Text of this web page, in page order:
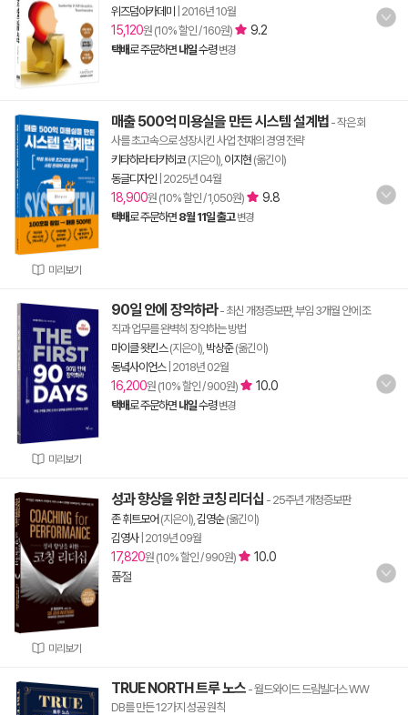
위즈덤아카데미
2016년 10월
15,120원 (10% 할인 / 160원) 9.2
택배로 주문하면 내일수령 변경
미리보기
매출 500억 미용실을 만든 시스템 설계법 - 작은 회
사를 초고속으로 성장시킨 사업 천재의 경영 전략
키타하라 타카히코(지은이), 이지현 (옮긴이)
동글디자인 2025년 04월
18,900원 (10% 할인 / 1,050원) 9.8
택배로 주문하면 8월 11일 출고 변경
미리보기
90일 안에 장악하라- 최신 개정증보판, 부임 3개월 안에 조
직과 업무를 완벽히 장악하는 방법
마이클 왓킨스(지은이), 박상준(옮긴이)
동녘사이언스| 2018년 02월
16,200원 (10% 할인 / 900원) 10.0
택배로 주문하면 내일수령 변경
미리보기
성과 향상을 위한 코칭 리더십 - 25주년 개정증보판
존 휘트모어 (지은이), 김영순(옮긴이)
김영사| 2019년 09월
17,820원 (10% 할인 / 990원)
10.0
품절
TRUE NORTH 트루 노스 - 월드와이드 드림빌더스 WW
DB를 만든 12가지 성공 원칙